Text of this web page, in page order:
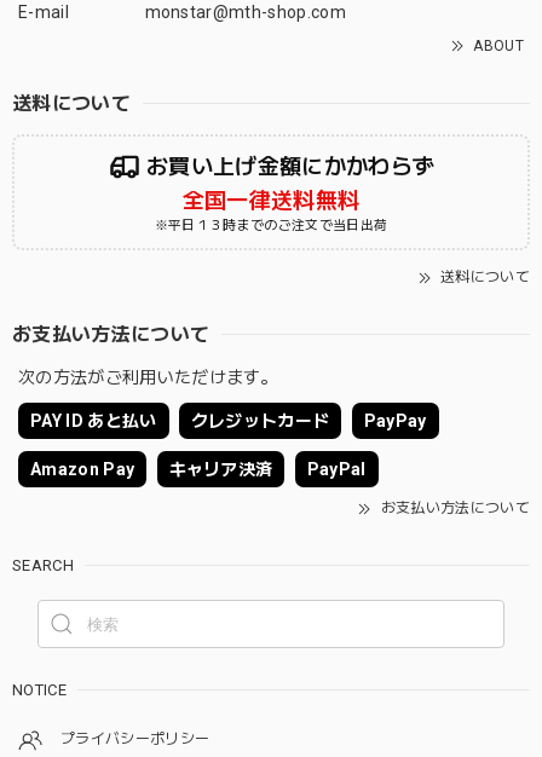
E-mail
monstar@mth-shop.com
ABOUT
送料について
お買い上げ金額にかかわらず
全国一律送料無料
※平日１３時までのご注文で当日出荷
送料について
お支払い方法について
次の方法がご利用いただけます。
PAY ID あと払い クレジットカード PayPay
Amazon Pay キャリア決済 PayPal
お支払い方法について
SEARCH
NOTICE
プライバシーポリシー